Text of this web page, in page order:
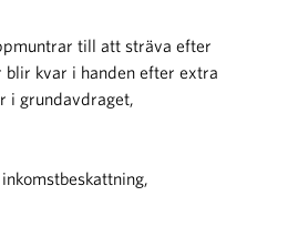
till att sträva efter
kvar i handen efter extra
i grundavdraget,